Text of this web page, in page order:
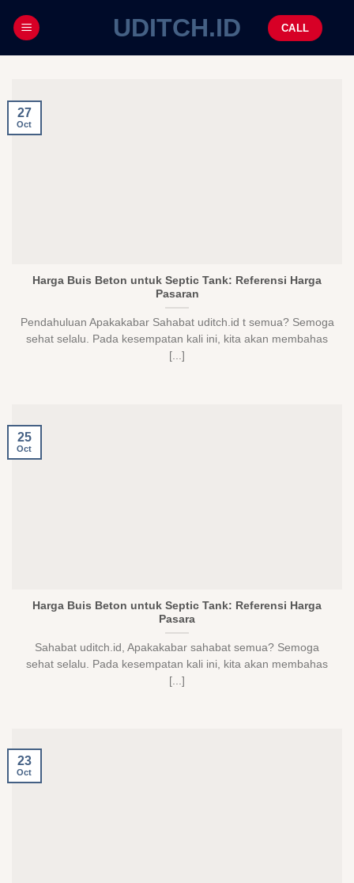
UDITCH.ID CALL
Harga Buis Beton untuk Septic Tank: Referensi Harga
Pasaran
Pendahuluan Apakakabar Sahabat uditch.id t semua? Semoga
sehat selalu. Pada kesempatan kali ini, kita akan membahas
[...]
27
Oct
Harga Buis Beton untuk Septic Tank: Referensi Harga
Pasara
Sahabat uditch.id, Apakakabar sahabat semua? Semoga
sehat selalu. Pada kesempatan kali ini, kita akan membahas
[...]
25
Oct
23
Oct